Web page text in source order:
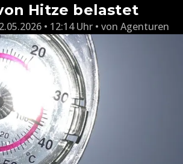
Hitze belastet
• 12:14 Uhr von Agenturen